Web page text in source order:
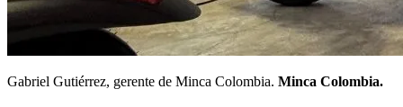
Gabriel Gutiérrez, gerente de Minca Colombia. Minca Colombia.